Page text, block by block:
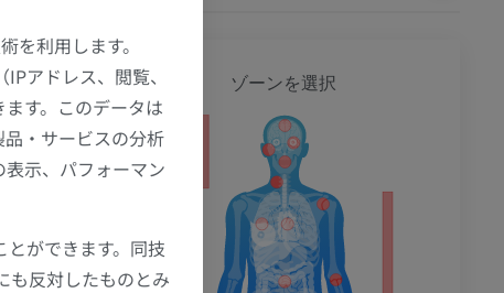
ョン
ゾーンを選択
を利用します。
アドレス、閲覧、
す。このデータは
・サービスの分析
示、パフォーマン
ができます。同技
も反対したものとみ